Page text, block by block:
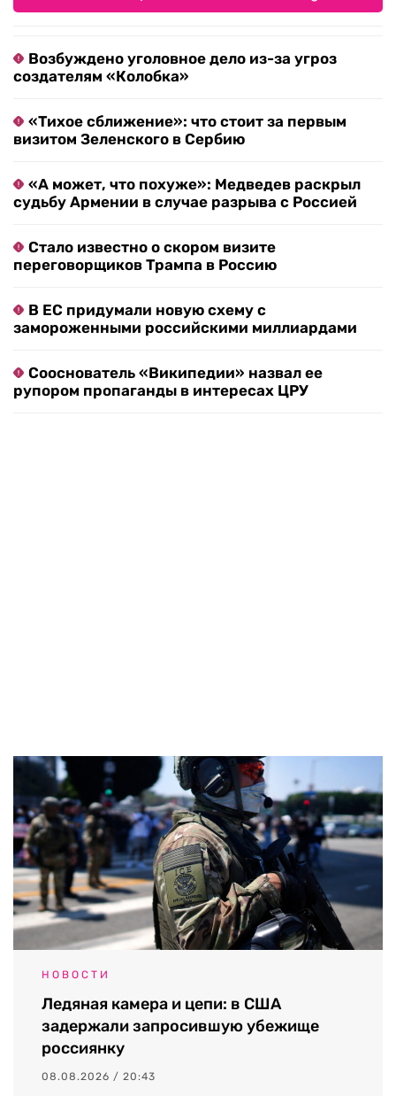
Возбуждено уголовное дело из-за угроз
создателям «Колобка»
«Тихое сближение»: что стоит за первым
визитом Зеленского в Сербию
«А может, что похуже»: Медведев раскрыл
судьбу Армении в случае разрыва с Россией
Стало известно о скором визите
переговорщиков Трампа в Россию
В ЕС придумали новую схему с
замороженными российскими миллиардами
Сооснователь «Википедии» назвал ее
рупором пропаганды в интересах ЦРУ
НОВОСТИ
Ледяная камера и цепи: в США
задержали запросившую убежище
россиянку
08.08.2026 / 20:43